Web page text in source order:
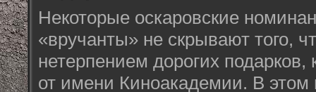
Некоторые оскаровские
«вручанты» не скрывают того,
нетерпением дорогих
от имени Киноакадемии. В этом